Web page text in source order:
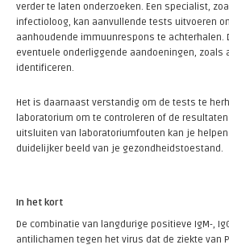
verder te laten onderzoeken. Een specialist,
infectioloog, kan aanvullende tests uitvoeren
aanhoudende immuunrespons te achterhalen.
eventuele onderliggende aandoeningen, zoals
identificeren.
Het is daarnaast verstandig om de tests te
laboratorium om te controleren of de
uitsluiten van laboratoriumfouten kan je
duidelijker beeld van je gezondheidstoestand.
In het kort
De combinatie van langdurige positieve IgM-,
antilichamen tegen het virus dat de ziekte van